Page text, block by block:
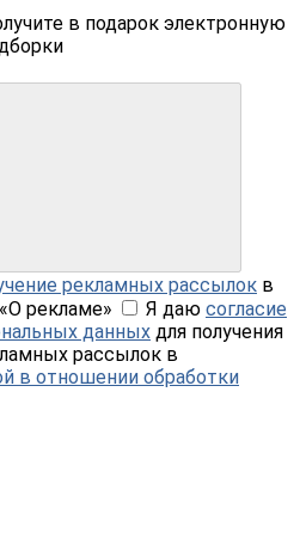
в подарок электронную
рекламных рассылок в
рекламе»
Я даю согласие
данных для получения
рассылок в
в отношении обработки